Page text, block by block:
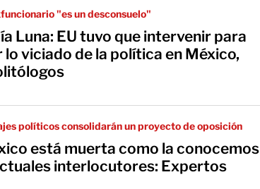
"es un desconsuelo"
Luna: EU tuvo que intervenir para
viciado de la política en México,
políticos consolidarán un proyecto de oposición
está muerta como la conocemos
interlocutores: Expertos